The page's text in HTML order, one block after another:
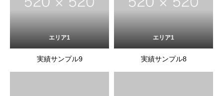
エリア1
実績サンプル9
エリア1
実績サンプル8